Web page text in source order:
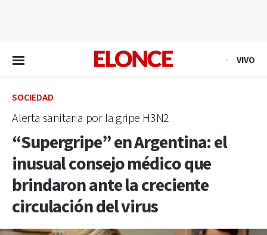
VIVO
SOCIEDAD
Alerta sanitaria por la gripe H3N2
“Supergripe” en Argentina: el
inusual consejo médico que
brindaron ante la creciente
circulación del virus